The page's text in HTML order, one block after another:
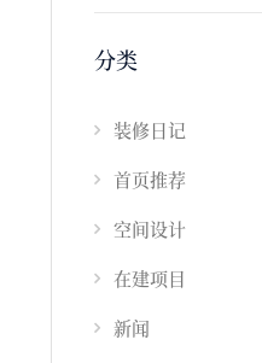
分类
装修日记
首页推荐
空间设计
在建项目
新闻